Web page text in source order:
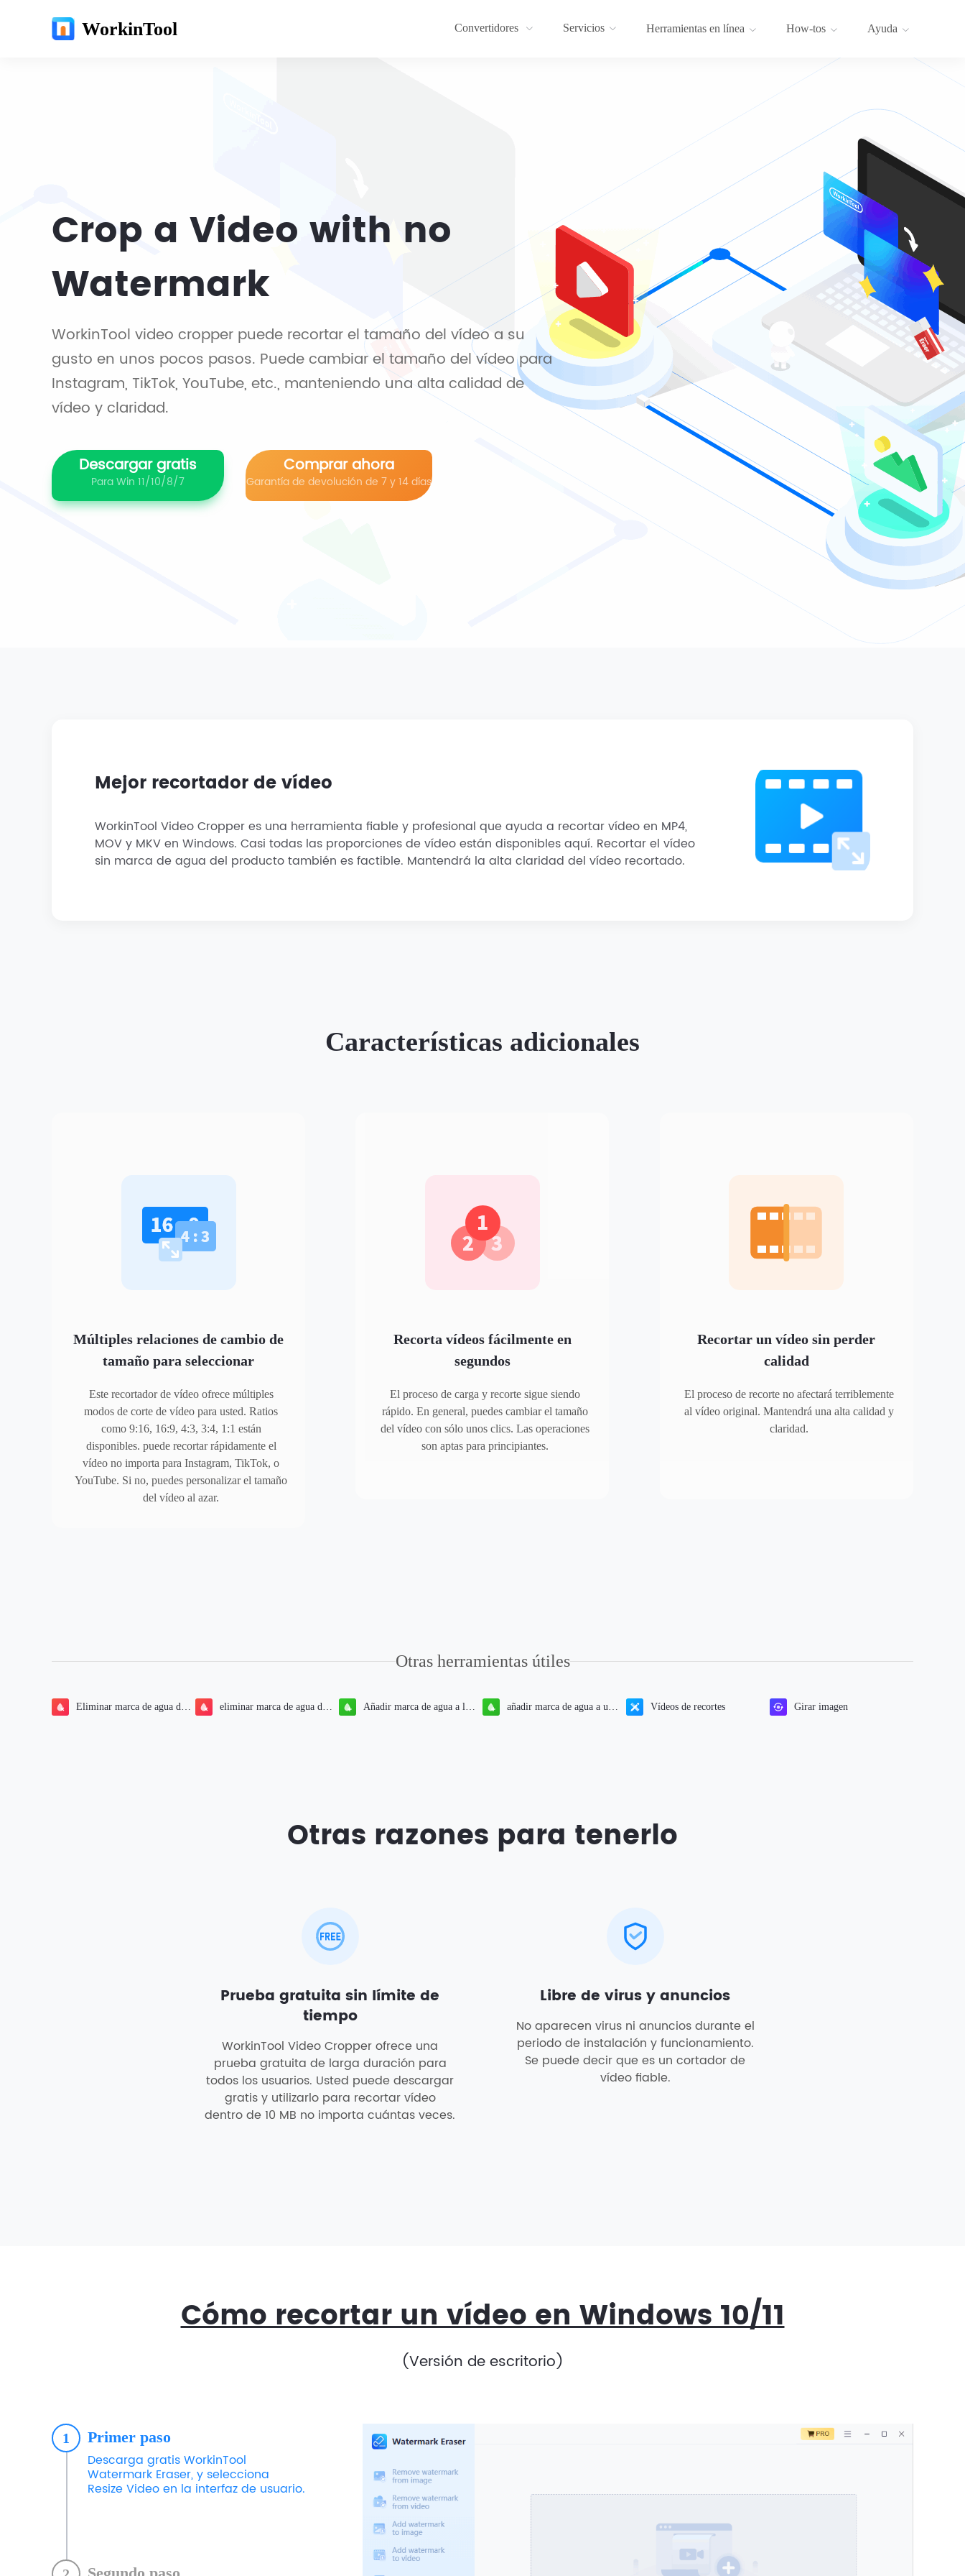
WorkinTool Convertidores Servicios Herramientas en línea How-tos Ayuda
Crop a Video with no
Watermark
WorkinTool video cropper puede recortar el tamaño del vídeo a su
gusto en unos pocos pasos. Puede cambiar el tamaño del vídeo para
Instagram, TikTok, YouTube, etc., manteniendo una alta calidad de
vídeo y claridad.
Descargar gratis
Para Win 11/10/8/7
Comprar ahora
Garantía de devolución de 7 y 14 días
Mejor recortador de vídeo
WorkinTool Video Cropper es una herramienta fiable y profesional que ayuda a recortar vídeo en MP4,
MOV y MKV en Windows. Casi todas las proporciones de vídeo están disponibles aquí. Recortar el vídeo
sin marca de agua del producto también es factible. Mantendrá la alta claridad del vídeo recortado.
Características adicionales
Múltiples relaciones de cambio de
tamaño para seleccionar
Este recortador de vídeo ofrece múltiples
modos de corte de vídeo para usted. Ratios
como 9:16, 16:9, 4:3, 3:4, 1:1 están
disponibles. puede recortar rápidamente el
vídeo no importa para Instagram, TikTok, o
YouTube. Si no, puedes personalizar el tamaño
del vídeo al azar.
Recorta vídeos fácilmente en
segundos
El proceso de carga y recorte sigue siendo
rápido. En general, puedes cambiar el tamaño
del vídeo con sólo unos clics. Las operaciones
son aptas para principiantes.
Recortar un vídeo sin perder
calidad
El proceso de recorte no afectará terriblemente
al vídeo original. Mantendrá una alta calidad y
claridad.
Otras herramientas útiles
Eliminar marca de agua de
eliminar marca de agua de
Añadir marca de agua a la
añadir marca de agua a un
Vídeos de recortes Girar imagen
Otras razones para tenerlo
Prueba gratuita sin límite de
tiempo
WorkinTool Video Cropper ofrece una
prueba gratuita de larga duración para
todos los usuarios. Usted puede descargar
gratis y utilizarlo para recortar vídeo
dentro de 10 MB no importa cuántas veces.
Libre de virus y anuncios
No aparecen virus ni anuncios durante el
periodo de instalación y funcionamiento.
Se puede decir que es un cortador de
vídeo fiable.
Cómo recortar un vídeo en Windows 10/11
(Versión de escritorio)
1 Primer paso
Descarga gratis WorkinTool
Watermark Eraser, y selecciona
Resize Video en la interfaz de usuario.
Segundo paso